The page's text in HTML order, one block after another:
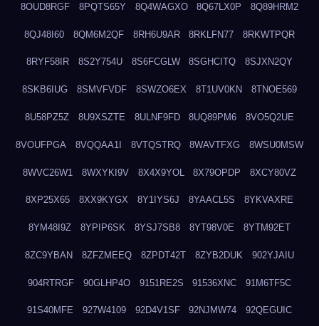
8OUD8RGF 8PQTS65Y 8Q4WAGXO 8Q67LX0P 8Q89HRM2
8QJ48I60 8QM6M2QF 8RH6U9AR 8RKLFN77 8RKWTPQR
8RYF58IR 8S2Y754U 8S6FCGLW 8SGHCITQ 8SJXN2QY
8SKB6IUG 8SMVFVDF 8SWZO6EX 8T1UV0KN 8TNOE569
8U58PZ5Z 8U9XSZTE 8ULNF9FD 8UQ89PM6 8VO5Q2UE
8VOUFPGA 8VQQAA1I 8VTQSTRQ 8WAVTFXG 8WSU0MSW
8WVC26W1 8WXYKI9V 8X4X9YOL 8X79OPDP 8XCY80VZ
8XP25X65 8XX9KYGX 8Y1IYS6J 8YAACL5S 8YKVAXRE
8YM48I9Z 8YPIP6SK 8YSJ7SB8 8YT98V0E 8YTM92ET
8ZC9YBAN 8ZFZMEEQ 8ZPDT42T 8ZYB2DUK 902YJAIU
904RTRGF 90GLHP4O 9151RE2S 91536XNC 91M6TF5C
91S40MFE 927W4109 92D4V1SF 92NJMW74 92QEGUIC